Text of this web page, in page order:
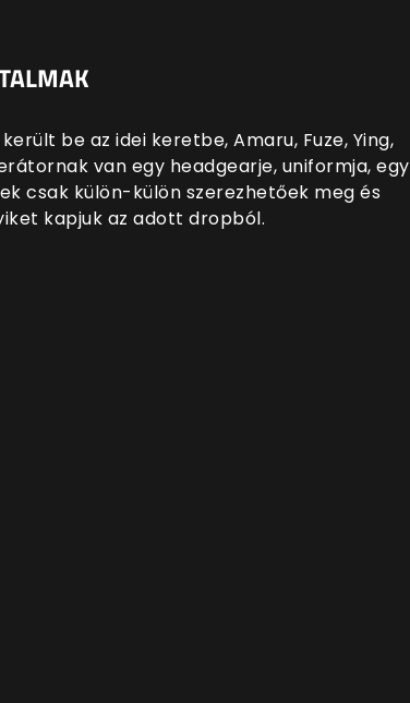
be az idei keretbe, Amaru, Fuze, Ying,
van egy headgearje, uniformja, egy
csak külön-külön szerezhetőek meg és
kapjuk az adott dropból.